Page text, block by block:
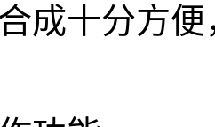
成十分方